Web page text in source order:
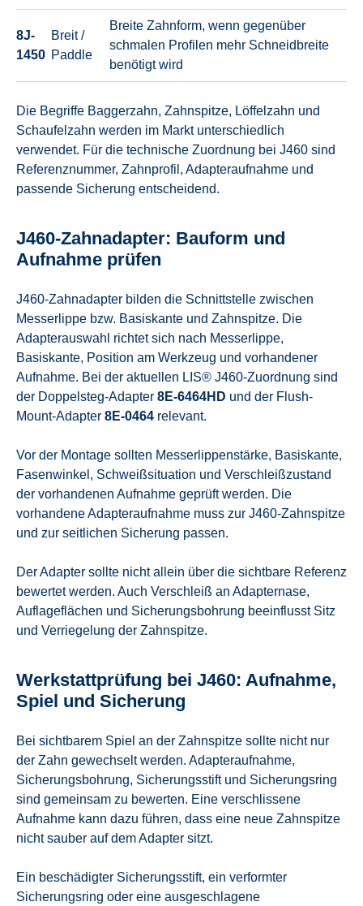
8J-
1450
Breit /
Paddle
Breite Zahnform, wenn gegenüber
schmalen Profilen mehr Schneidbreite
benötigt wird
Die Begriffe Baggerzahn, Zahnspitze, Löffelzahn und
Schaufelzahn werden im Markt unterschiedlich
verwendet. Für die technische Zuordnung bei J460 sind
Referenznummer, Zahnprofil, Adapteraufnahme und
passende Sicherung entscheidend.
J460-Zahnadapter: Bauform und
Aufnahme prüfen
J460-Zahnadapter bilden die Schnittstelle zwischen
Messerlippe bzw. Basiskante und Zahnspitze. Die
Adapterauswahl richtet sich nach Messerlippe,
Basiskante, Position am Werkzeug und vorhandener
Aufnahme. Bei der aktuellen LIS® J460-Zuordnung sind
der Doppelsteg-Adapter 8E-6464HD und der Flush-
Mount-Adapter 8E-0464 relevant.
Vor der Montage sollten Messerlippenstärke, Basiskante,
Fasenwinkel, Schweißsituation und Verschleißzustand
der vorhandenen Aufnahme geprüft werden. Die
vorhandene Adapteraufnahme muss zur J460-Zahnspitze
und zur seitlichen Sicherung passen.
Der Adapter sollte nicht allein über die sichtbare Referenz
bewertet werden. Auch Verschleiß an Adapternase,
Auflageflächen und Sicherungsbohrung beeinflusst Sitz
und Verriegelung der Zahnspitze.
Werkstattprüfung bei J460: Aufnahme,
Spiel und Sicherung
Bei sichtbarem Spiel an der Zahnspitze sollte nicht nur
der Zahn gewechselt werden. Adapteraufnahme,
Sicherungsbohrung, Sicherungsstift und Sicherungsring
sind gemeinsam zu bewerten. Eine verschlissene
Aufnahme kann dazu führen, dass eine neue Zahnspitze
nicht sauber auf dem Adapter sitzt.
Ein beschädigter Sicherungsstift, ein verformter
Sicherungsring oder eine ausgeschlagene